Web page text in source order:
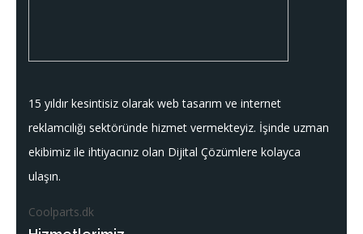
15 yıldır kesintisiz olarak web tasarım ve internet
reklamcılığı sektöründe hizmet vermekteyiz. İşinde uzman
ekibimiz ile ihtiyacınız olan Dijital Çözümlere kolayca
ulaşın.
Coolparts.dk